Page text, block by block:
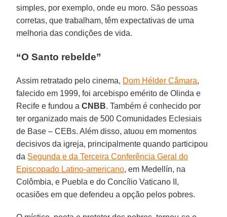
simples, por exemplo, onde eu moro. São pessoas
corretas, que trabalham, têm expectativas de uma
melhoria das condições de vida.
“O Santo rebelde”
Assim retratado pelo cinema, Dom Hélder Câmara,
falecido em 1999, foi arcebispo emérito de Olinda e
Recife e fundou aCNBB. Também é conhecido por
ter organizado mais de 500 Comunidades Eclesiais
de Base – CEBs. Além disso, atuou em momentos
decisivos da igreja, principalmente quando participou
da Segunda e da Terceira Conferência Geral do
Episcopado Latino-americano, em Medellín, na
Colômbia, e Puebla e do Concílio Vaticano II,
ocasiões em que defendeu a opção pelos pobres.